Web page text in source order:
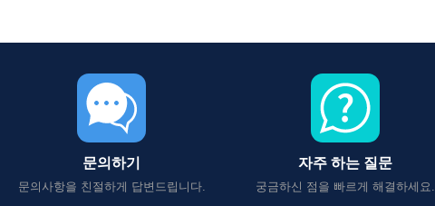
문의하기
문의사항을 친절하게 답변드립니다.
자주 하는 질문
궁금하신 점을 빠르게 해결하세요.